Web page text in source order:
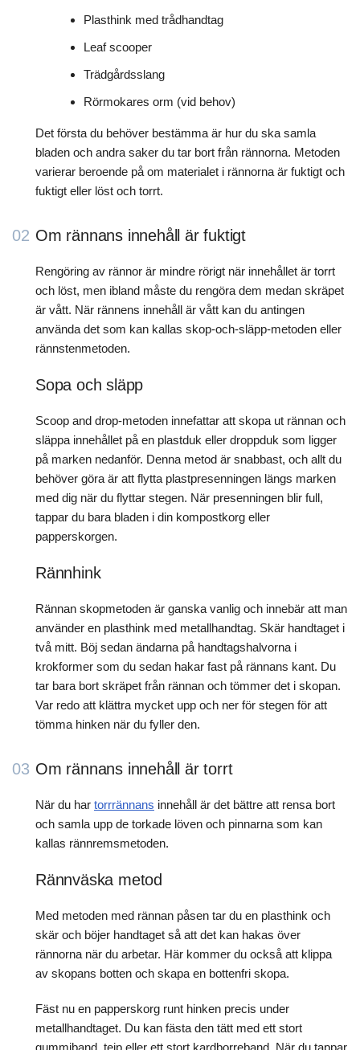
Plasthink med trådhandtag
Leaf scooper
Trädgårdsslang
Rörmokares orm (vid behov)
Det första du behöver bestämma är hur du ska samla
bladen och andra saker du tar bort från rännorna. Metoden
varierar beroende på om materialet i rännorna är fuktigt och
fuktigt eller löst och torrt.
02 Om rännans innehåll är fuktigt
Rengöring av rännor är mindre rörigt när innehållet är torrt
och löst, men ibland måste du rengöra dem medan skräpet
är vått. När rännens innehåll är vått kan du antingen
använda det som kan kallas skop-och-släpp-metoden eller
rännstenmetoden.
Sopa och släpp
Scoop and drop-metoden innefattar att skopa ut rännan och
släppa innehållet på en plastduk eller droppduk som ligger
på marken nedanför. Denna metod är snabbast, och allt du
behöver göra är att flytta plastpresenningen längs marken
med dig när du flyttar stegen. När presenningen blir full,
tappar du bara bladen i din kompostkorg eller
papperskorgen.
Rännhink
Rännan skopmetoden är ganska vanlig och innebär att man
använder en plasthink med metallhandtag. Skär handtaget i
två mitt. Böj sedan ändarna på handtagshalvorna i
krokformer som du sedan hakar fast på rännans kant. Du
tar bara bort skräpet från rännan och tömmer det i skopan.
Var redo att klättra mycket upp och ner för stegen för att
tömma hinken när du fyller den.
03 Om rännans innehåll är torrt
När du har torrrännans innehåll är det bättre att rensa bort
och samla upp de torkade löven och pinnarna som kan
kallas rännremsmetoden.
Rännväska metod
Med metoden med rännan påsen tar du en plasthink och
skär och böjer handtaget så att det kan hakas över
rännorna när du arbetar. Här kommer du också att klippa
av skopans botten och skapa en bottenfri skopa.
Fäst nu en papperskorg runt hinken precis under
metallhandtaget. Du kan fästa den tätt med ett stort
gummiband, tejp eller ett stort kardborreband. När du tappar